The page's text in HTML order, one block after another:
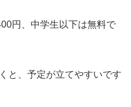
円、中学生以下は無料で
と、予定が立てやすいです